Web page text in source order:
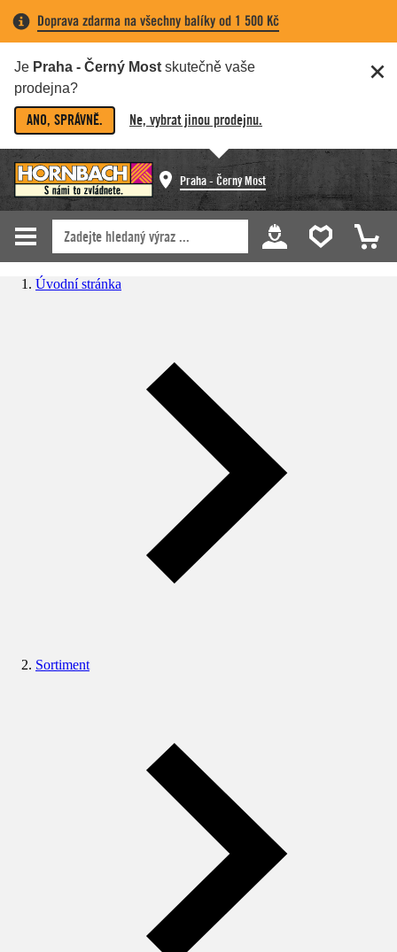
Doprava zdarma na všechny balíky od 1 500 Kč
Je Praha - Černý Most skutečně vaše
prodejna?
ANO, SPRÁVNĚ. Ne, vybrat jinou prodejnu.
Praha - Černý Most
Úvodní stránka
Sortiment